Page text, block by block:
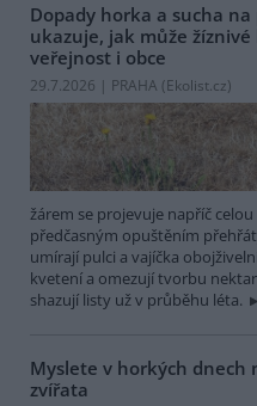
Dopady horka a sucha
ukazuje, jak může
veřejnost i obce
29.7.2026 | PRAHA (Ekolist.cz)
žárem se projevuje napříč
předčasným opuštěním
umírají pulci a vajíčka
kvetení a omezují tvorbu
shazují listy už v průběhu léta.
Myslete v horkých dnech
zvířata